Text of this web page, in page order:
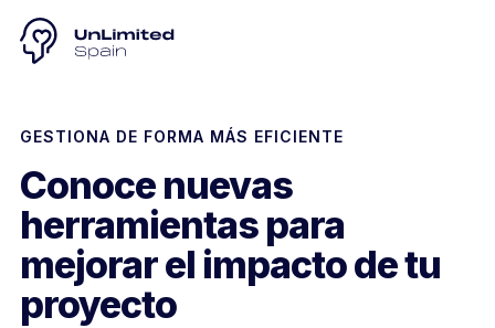
GESTIONA DE FORMA MÁS EFICIENTE
Conoce nuevas
herramientas para
mejorar el impacto de tu
proyecto